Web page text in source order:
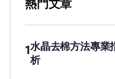
熱門文章
1水晶去棉方法專業
析